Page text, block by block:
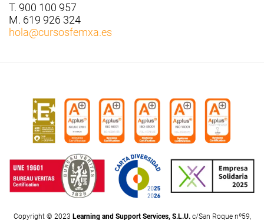
T. 900 100 957
M. 619 926 324
hola@cursosfemxa.es
Copyright © 2023 Learning and Support Services, S.L.U.c/San Roque nº59,